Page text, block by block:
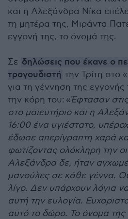
και η Αλεξάνδρα Νίκα
τη μητέρα της, Μιράντα
εγγονή της, το όνομά της.
Σε δηλώσεις που έκανε ο
τραγουδιστή την Τρίτη στο
για τη γέννηση της εγγονής
την κόρη του: «Έφτασαν
στο μαιευτήριο και η
16:00 ένα υγιέστατο,
έδωσε απερίγραπτη χαρά
φωτίζοντας ολόκληρη την
Αλεξάνδρα δε, ήταν
μανούλες σε κάθε γέννα.
λίγο. Δεν υπάρχουν λόγια
αυτή την ευλογία.
αυτό το δώρο. Το όνομα της